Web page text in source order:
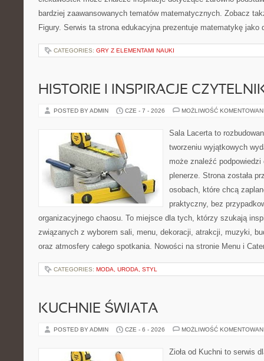
bardziej zaawansowanych tematów matematycznych. Zobacz
Figury. Serwis ta strona edukacyjna prezentuje matematykę
CATEGORIES: GRY Z ELEMENTAMI NAUKI
HISTORIE I INSPIRACJE
POSTED BY ADMIN CZE - 7 - 2026 MOŻLIWOŚĆ
Sala Lacerta to
tworzeniu wyjątkowych
może znaleźć
plenerze. Strona została
osobach, które chcą
praktyczny, bez
organizacyjnego chaosu. To miejsce dla tych, którzy szukają
związanych z wyborem sali, menu, dekoracji, atrakcji, muzyki,
oraz atmosfery całego spotkania. Nowości na stronie Menu i
CATEGORIES: MODA, URODA, STYL
KUCHNIE ŚWIATA
POSTED BY ADMIN CZE - 6 - 2026 MOŻLIWOŚĆ
Zioła od Kuchni to serwis